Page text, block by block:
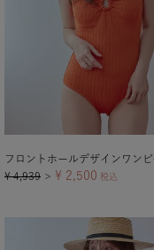
¥ 4,939 ＞ ¥ 2,500 税込